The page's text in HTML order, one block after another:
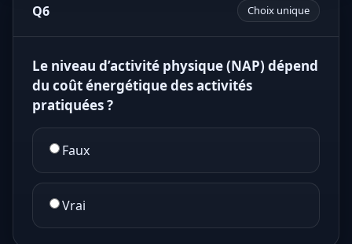
Q6 Choix unique
Le niveau d’activité physique (NAP) dépend
du coût énergétique des activités
pratiquées ?
Faux
Vrai